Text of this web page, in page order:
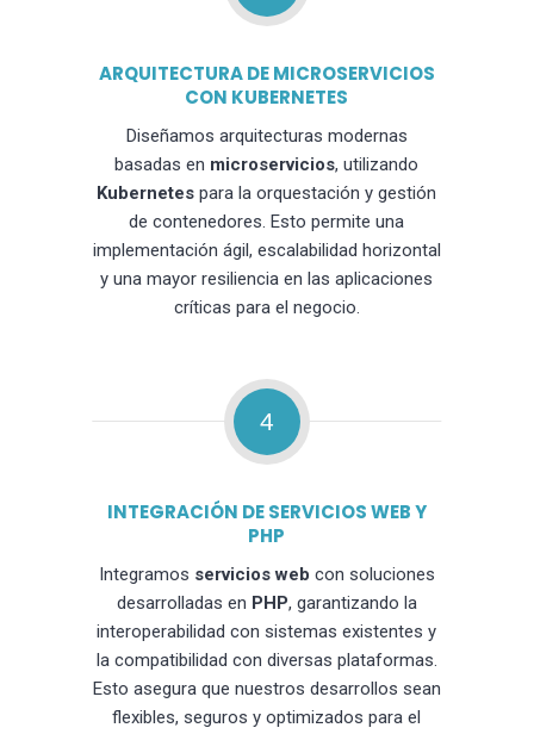
ARQUITECTURA DE MICROSERVICIOS
CON KUBERNETES
Diseñamos arquitecturas modernas
basadas en microservicios, utilizando
Kubernetes para la orquestación y gestión
de contenedores. Esto permite una
implementación ágil, escalabilidad horizontal
y una mayor resiliencia en las aplicaciones
críticas para el negocio.
4
INTEGRACIÓN DE SERVICIOS WEB Y
PHP
Integramos servicios web con soluciones
desarrolladas en PHP, garantizando la
interoperabilidad con sistemas existentes y
la compatibilidad con diversas plataformas.
Esto asegura que nuestros desarrollos sean
flexibles, seguros y optimizados para el